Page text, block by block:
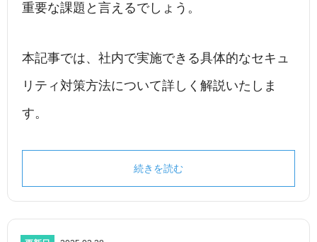
重要な課題と言えるでしょう。
本記事では、社内で実施できる具体的なセキュ
リティ対策方法について詳しく解説いたしま
す。
続きを読む